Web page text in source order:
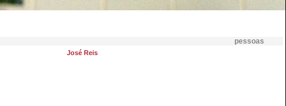
pessoas
José Reis